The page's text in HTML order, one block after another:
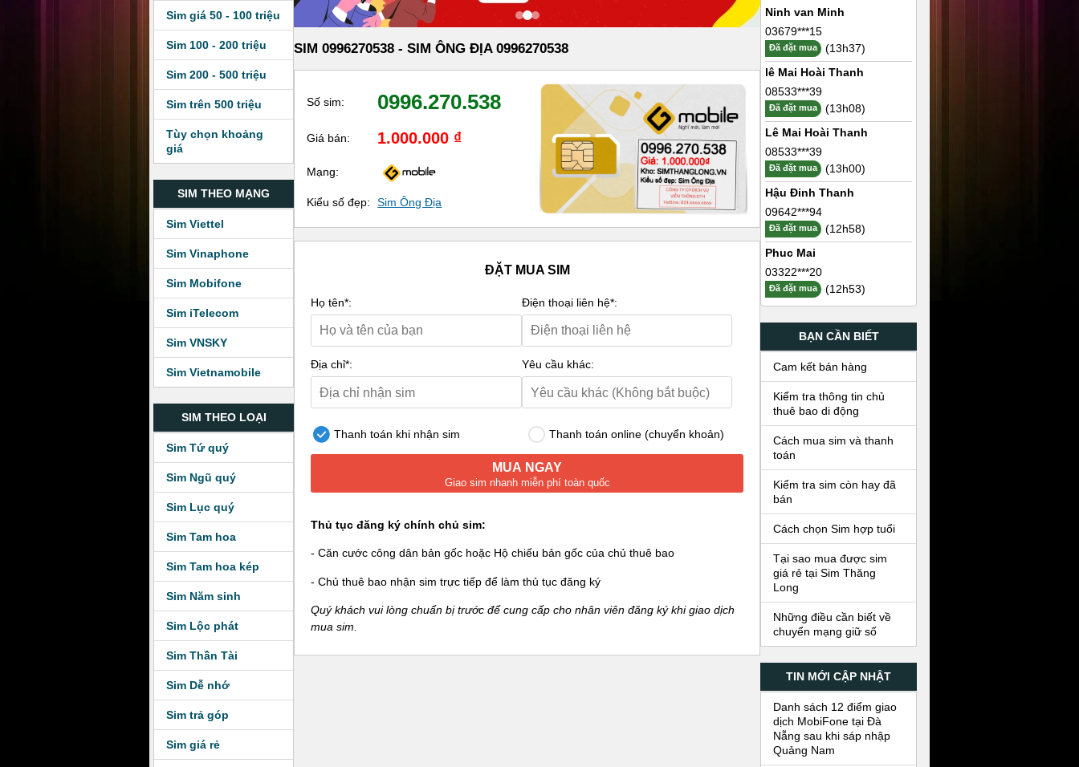
Sim giá 50 - 100 triệu
Sim 100 - 200 triệu
Sim 200 - 500 triệu
Sim trên 500 triệu
Tùy chọn khoảng
giá
SIM THEO MẠNG
Sim Viettel
Sim Vinaphone
Sim Mobifone
Sim iTelecom
Sim VNSKY
Sim Vietnamobile
SIM THEO LOẠI
Sim Tứ quý
Sim Ngũ quý
Sim Lục quý
Sim Tam hoa
Sim Tam hoa kép
Sim Năm sinh
Sim Lộc phát
Sim Thần Tài
Sim Dễ nhớ
Sim trả góp
Sim giá rẻ
SIM 0996270538 - SIM ÔNG ĐỊA 0996270538
Số sim: 0996.270.538
Giá bán: 1.000.000 ₫
Mạng:
Kiểu số đẹp: Sim Ông Địa
ĐẶT MUA SIM
Họ tên*: Điện thoại liên hệ*:
Địa chỉ*: Yêu cầu khác:
Thanh toán khi nhận sim Thanh toán online (chuyển khoản)
MUA NGAY
Giao sim nhanh miễn phí toàn quốc
Thủ tục đăng ký chính chủ sim:
- Căn cước công dân bản gốc hoặc Hộ chiếu bản gốc của chủ thuê bao
- Chủ thuê bao nhận sim trực tiếp để làm thủ tục đăng ký
Quý khách vui lòng chuẩn bị trước để cung cấp cho nhân viên đăng ký khi giao dịch
mua sim.
Ninh van Minh
03679***15
Đã đặt mua
(13h37)
lê Mai Hoài Thanh
08533***39
Đã đặt mua
(13h08)
Lê Mai Hoài Thanh
08533***39
Đã đặt mua
(13h00)
Hậu Đinh Thanh
09642***94
Đã đặt mua
(12h58)
Phuc Mai
03322***20
Đã đặt mua (12h53)
BẠN CẦN BIẾT
Cam kết bán hàng
Kiểm tra thông tin chủ
thuê bao di động
Cách mua sim và thanh
toán
Kiểm tra sim còn hay đã
bán
Cách chọn Sim hợp tuổi
Tại sao mua được sim
giá rẻ tại Sim Thăng
Long
Những điều cần biết về
chuyển mạng giữ số
TIN MỚI CẬP NHẬT
Danh sách 12 điểm giao
dịch MobiFone tại Đà
Nẵng sau khi sáp nhập
Quảng Nam